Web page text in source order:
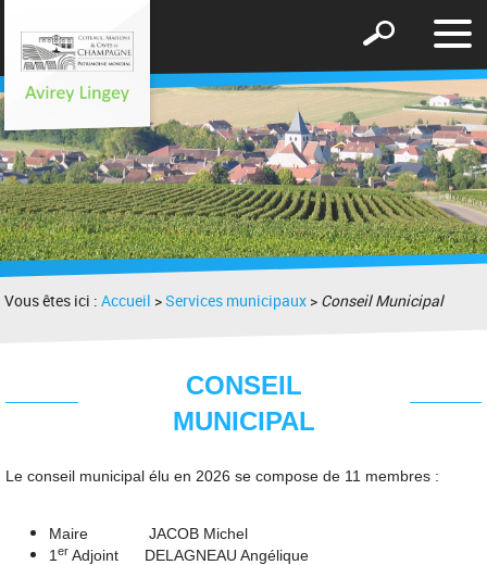
le
Afficher
formulaire
de
recherche
Vous êtes ici :Accueil >Services municipaux > Conseil Municipal
CONSEIL
MUNICIPAL
Le conseil municipal élu en 2026 se compose de 11 membres :
Maire JACOB Michel
1 erAdjoint DELAGNEAU Angélique